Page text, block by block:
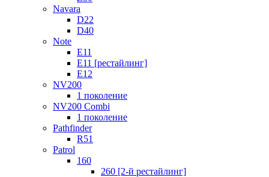
Navara
D22
D40
Note
E11
E11 [рестайлинг]
E12
NV200
1 поколение
NV200 Combi
1 поколение
Pathfinder
R51
Patrol
160
260 [2-й рестайлинг]